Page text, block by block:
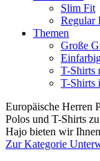
Slim Fit
Regular
Themen
Große
T-Shirts
T-Shirts
Europäische Herren
Polos und T-Shirts
Hajo bieten wir
Zur Kategorie